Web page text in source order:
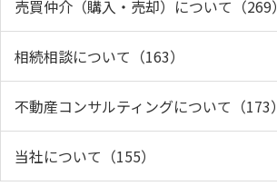
売買仲介（購入・売却）について（269）
相続相談について（163）
不動産コンサルティングについて（173）
当社について（155）